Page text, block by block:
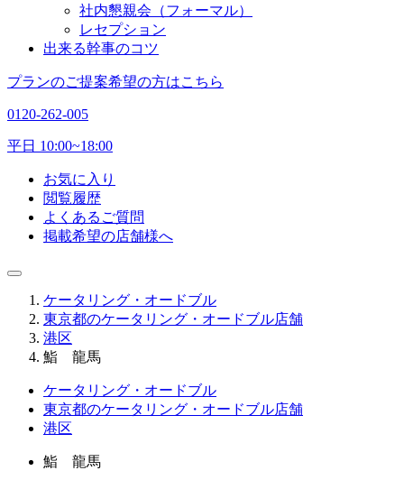
社内懇親会（フォーマル）
レセプション
出来る幹事のコツ
プランのご提案希望の方はこちら
0120-262-005
平日 10:00~18:00
お気に入り
閲覧履歴
よくあるご質問
掲載希望の店舗様へ
ケータリング・オードブル
東京都のケータリング・オードブル店舗
港区
鮨 龍馬
ケータリング・オードブル
東京都のケータリング・オードブル店舗
港区
鮨 龍馬